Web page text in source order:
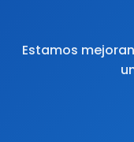
Estamos